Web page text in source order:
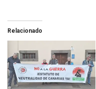
Relacionado